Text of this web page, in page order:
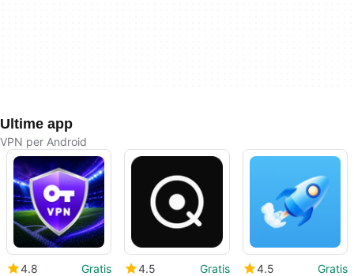
Ultime app
VPN per Android
4.8
Gratis
4.5
Gratis
4.5
Gratis